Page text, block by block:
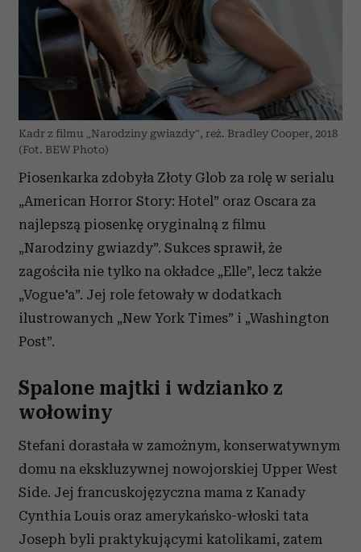
Kadr z filmu „Narodziny gwiazdy”, reż. Bradley Cooper, 2018
(Fot. BEW Photo)
Piosenkarka zdobyła Złoty Glob za rolę w serialu
„American Horror Story: Hotel” oraz Oscara za
najlepszą piosenkę oryginalną z filmu
„Narodziny gwiazdy”. Sukces sprawił, że
zagościła nie tylko na okładce „Elle”, lecz także
„Vogue'a”. Jej role fetowały w dodatkach
ilustrowanych „New York Times” i „Washington
Post”.
Spalone majtki i wdzianko z
wołowiny
Stefani dorastała w zamożnym, konserwatywnym
domu na ekskluzywnej nowojorskiej Upper West
Side. Jej francuskojęzyczna mama z Kanady
Cynthia Louis oraz amerykańsko-włoski tata
Joseph byli praktykującymi katolikami, zatem